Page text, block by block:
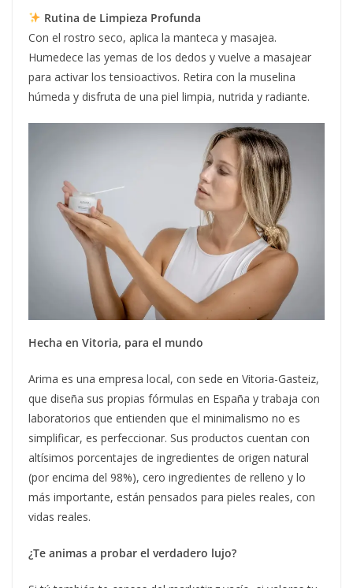
Rutina de Limpieza Profunda
Con el rostro seco, aplica la manteca y masajea.
Humedece las yemas de los dedos y vuelve a masajear
para activar los tensioactivos. Retira con la muselina
húmeda y disfruta de una piel limpia, nutrida y radiante.
Hecha en Vitoria, para el mundo
Arima es una empresa local, con sede en Vitoria-Gasteiz,
que diseña sus propias fórmulas en España y trabaja con
laboratorios que entienden que el minimalismo no es
simplificar, es perfeccionar. Sus productos cuentan con
altísimos porcentajes de ingredientes de origen natural
(por encima del 98%), cero ingredientes de relleno y lo
más importante, están pensados para pieles reales, con
vidas reales.
¿Te animas a probar el verdadero lujo?